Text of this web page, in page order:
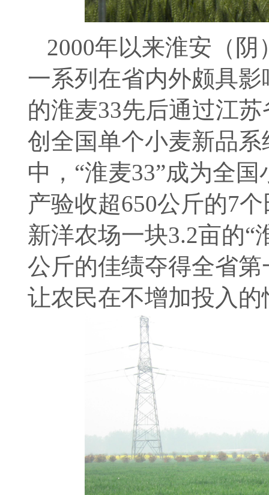
2000年以来淮安（
一系列在省内外颇具
的淮麦33先后通过江
创全国单个小麦新品
中，“淮麦33”成为全
产验收超650公斤的7
新洋农场一块3.2亩的“
公斤的佳绩夺得全省
让农民在不增加投入